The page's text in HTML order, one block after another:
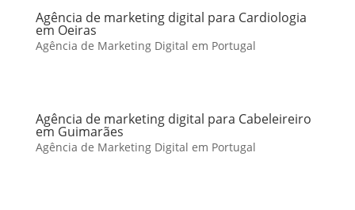
Agência de marketing digital para Cardiologia
em Oeiras
Agência de Marketing Digital em Portugal
Agência de marketing digital para Cabeleireiro
em Guimarães
Agência de Marketing Digital em Portugal